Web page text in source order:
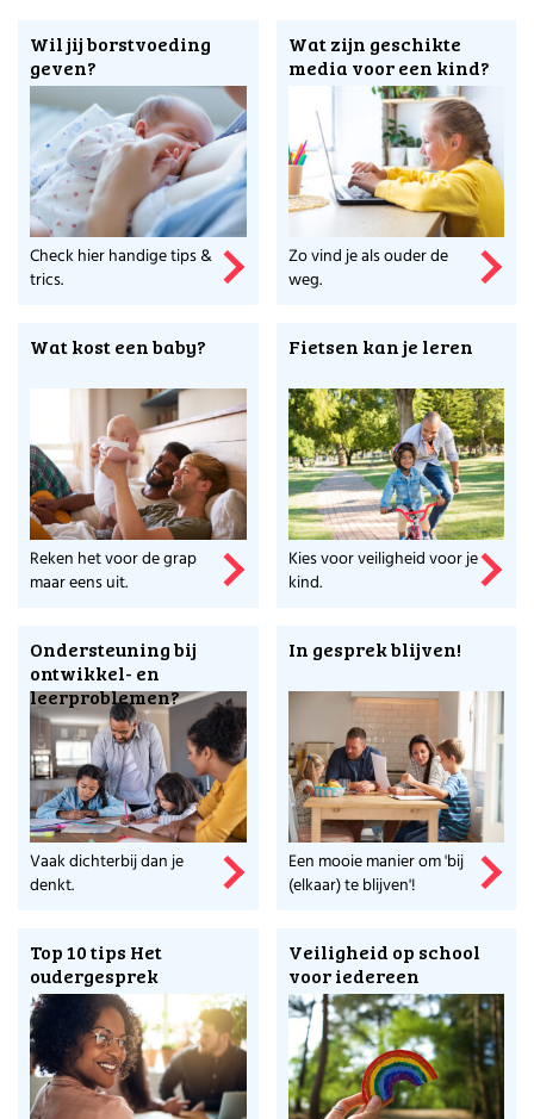
Wil jij borstvoeding
geven?
Check hier handige tips &
trics.
Wat zijn geschikte
media voor een kind?
Zo vind je als ouder de
weg.
Wat kost een baby?
Reken het voor de grap
maar eens uit.
Fietsen kan je leren
Kies voor veiligheid voor je
kind.
Ondersteuning bij
ontwikkel- en
leerproblemen?
Vaak dichterbij dan je
denkt.
In gesprek blijven!
Een mooie manier om 'bij
(elkaar) te blijven'!
Top 10 tips Het
oudergesprek
Veiligheid op school
voor iedereen